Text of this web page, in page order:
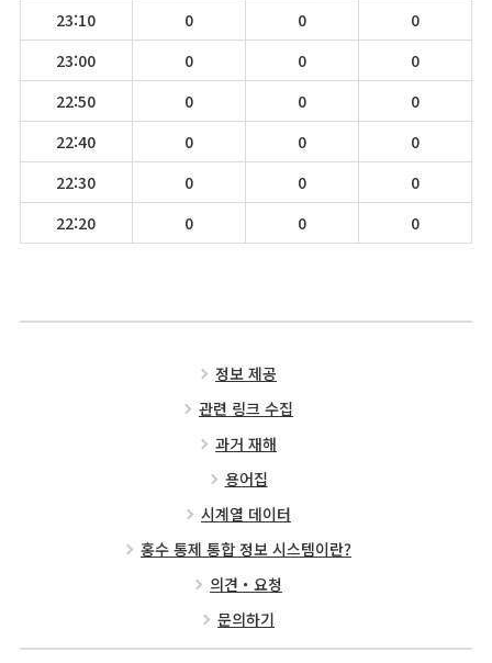
23:10
0 0
0
23:00
0 0
0
22:50
0 0
0
22:40
0 0
0
22:30
0 0
0
22:20
0 0 0
정보 제공
관련 링크 수집
과거 재해
용어집
시계열 데이터
홍수 통제 통합 정보 시스템이란?
의견・요청
문의하기